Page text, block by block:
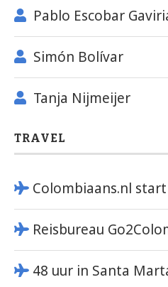
Pablo Escobar
Simón Bolívar
Tanja Nijmeijer
TRAVEL
Colombiaans.nl
Reisbureau
48 uur in Santa